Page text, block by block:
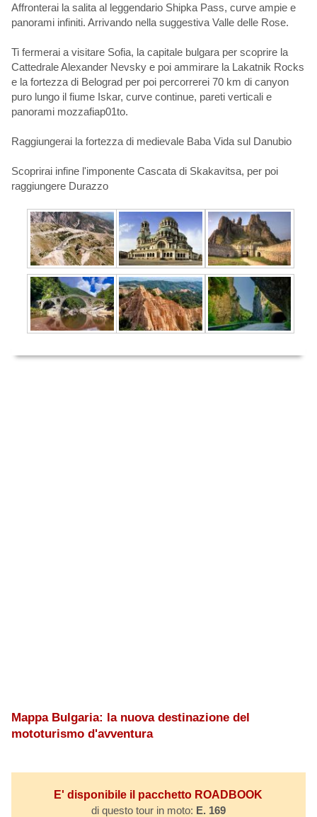
Affronterai la salita al leggendario Shipka Pass, curve ampie e
panorami infiniti. Arrivando nella suggestiva Valle delle Rose.
Ti fermerai a visitare Sofia, la capitale bulgara per scoprire la
Cattedrale Alexander Nevsky e poi ammirare la Lakatnik Rocks
e la fortezza di Belograd per poi percorrerei 70 km di canyon
puro lungo il fiume Iskar, curve continue, pareti verticali e
panorami mozzafiap01to.
Raggiungerai la fortezza di medievale Baba Vida sul Danubio
Scoprirai infine l'imponente Cascata di Skakavitsa, per poi
raggiungere Durazzo
Mappa Bulgaria: la nuova destinazione del
mototurismo d'avventura
E' disponibile il pacchetto ROADBOOK
di questo tour in moto: E. 169